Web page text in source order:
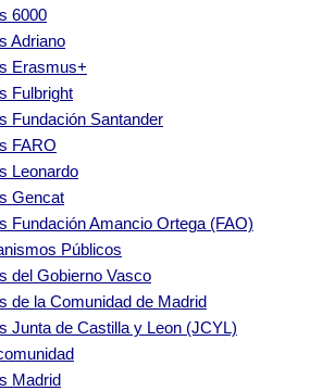
6000
Adriano
Erasmus+
Fulbright
Fundación Santander
FARO
Leonardo
Gencat
Fundación Amancio Ortega (FAO)
Públicos
del Gobierno Vasco
de la Comunidad de Madrid
Junta de Castilla y Leon (JCYL)
Madrid